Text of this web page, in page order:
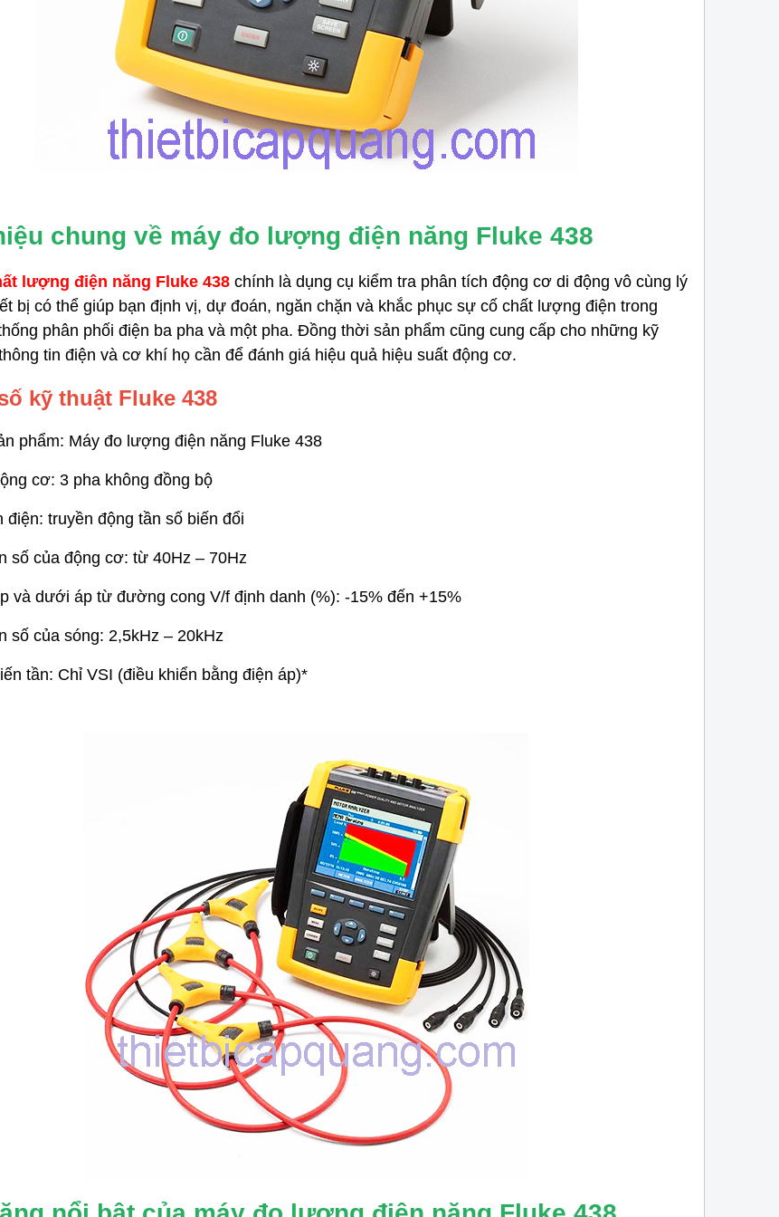
OTDR EXFO
thiết bị cho phép
và multi mode.
trên tuyến có tín
Máy đo cáp quang vạn năng
Explorer chính hãng EXFO
tay nhỏ gọn với nhiều chức năng hiệu quả
Máy đo công suất PON PPM-350D
thế hệ mới nhất
Máy đo OTDR Exfo
chung về máy đo lượng điện năng Fluke 438
lượng điện năng Fluke 438 chính là dụng cụ kiểm tra phân tích động cơ di động vô cùng lý
bị có thể giúp bạn định vị, dự đoán, ngăn chặn và khắc phục sự cố chất lượng điện trong
phân phối điện ba pha và một pha. Đồng thời sản phẩm cũng cung cấp cho những kỹ
tin điện và cơ khí họ cần để đánh giá hiệu quả hiệu suất động cơ.
kỹ thuật Fluke 438
phẩm: Máy đo lượng điện năng Fluke 438
cơ: 3 pha không đồng bộ
điện: truyền động tần số biến đổi
số của động cơ: từ 40Hz – 70Hz
và dưới áp từ đường cong V/f định danh (%): -15% đến +15%
số của sóng: 2,5kHz – 20kHz
tần: Chỉ VSI (điều khiển bằng điện áp)*